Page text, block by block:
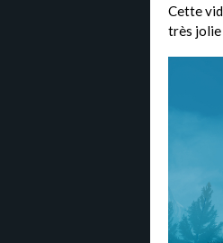
Cette
très jolie